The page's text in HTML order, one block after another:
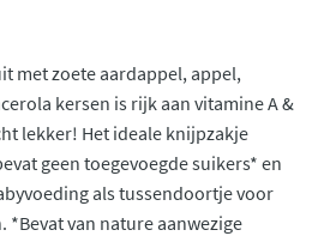
met zoete aardappel, appel,
kersen is rijk aan vitamine A &
lekker! Het ideale knijpzakje
geen toegevoegde suikers* en
als tussendoortje voor
*Bevat van nature aanwezige